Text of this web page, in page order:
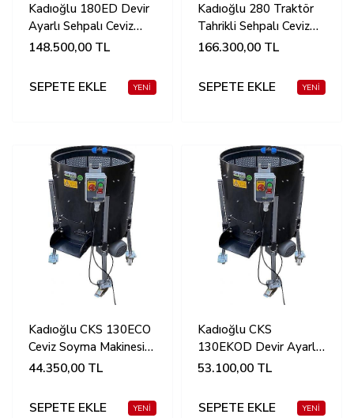
Kadıoğlu 180ED Devir
Ayarlı Sehpalı Ceviz
Soyma Makinesi 190
148.500,00 TL
SEPETE EKLE
Kadıoğlu 280 Traktör
Tahrikli Sehpalı Ceviz
Soyma Makinesi 280
166.300,00 TL
SEPETE EKLE
Kadıoğlu CKS 130ECO
Ceviz Soyma Makinesi
170 Litre (90-110 KG)
44.350,00 TL
SEPETE EKLE
Kadıoğlu CKS
130EKOD Devir Ayarlı
Ceviz Soyma Makinesi
53.100,00 TL
SEPETE EKLE